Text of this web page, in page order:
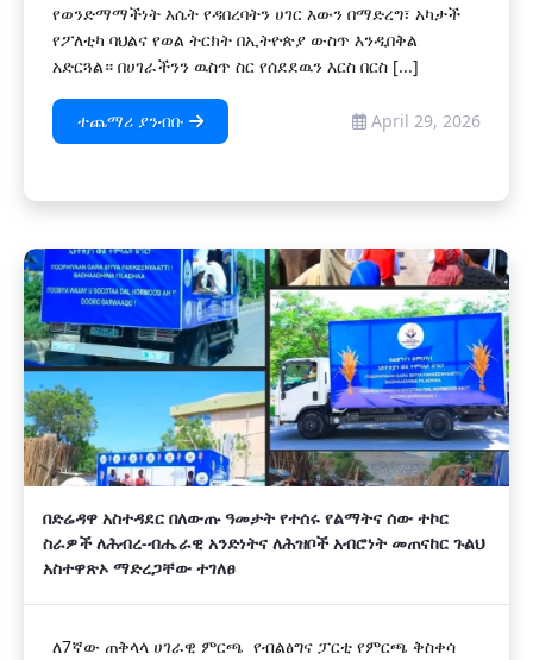
የወንድማማችነት እሴት የዳበረባትን ሀገር እውን በማድረግ፣ አካታች
የፖለቲካ ባህልና የወል ትርክት በኢትዮጵያ ውስጥ እንዲበቅል
አድርጓል። በሀገራችንን ዉስጥ ስር የሰደደዉን እርስ በርስ [...]
ተጨማሪ ያንብቡ April 29, 2026
በድሬዳዋ አስተዳደር በለውጡ ዓመታት የተሰሩ የልማትና ሰው ተኮር
ስራዎች ለሕብረ-ብሔራዊ አንድነትና ለሕዝቦች አብሮነት መጠናከር ጉልህ
አስተዋጽኦ ማድረጋቸው ተገለፀ
ለ7ኛው ጠቅላላ ሀገራዊ ምርጫ የብልፅግና ፓርቲ የምርጫ ቅስቀሳ